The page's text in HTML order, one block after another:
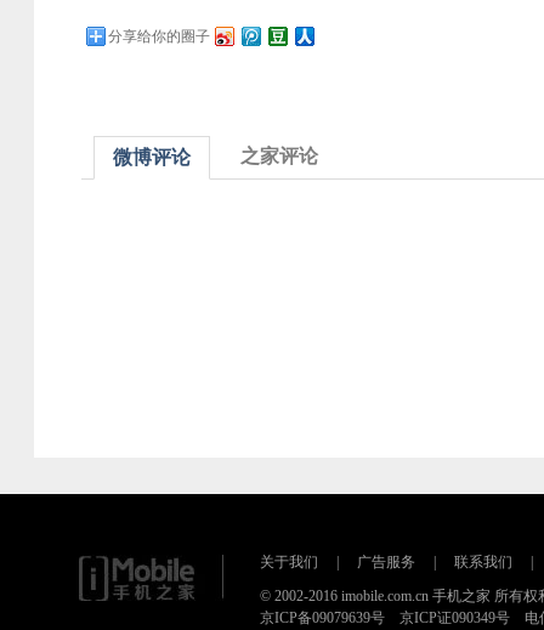
分享给你的圈子
微博评论 之家评论
关于我们 广告服务 联系我们
© 2002-2016 imobile.com.cn 手机之家 所有权
京ICP备09079639号 京ICP证090349号 电